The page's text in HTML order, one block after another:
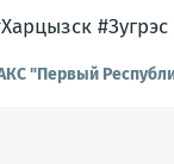
"Первый